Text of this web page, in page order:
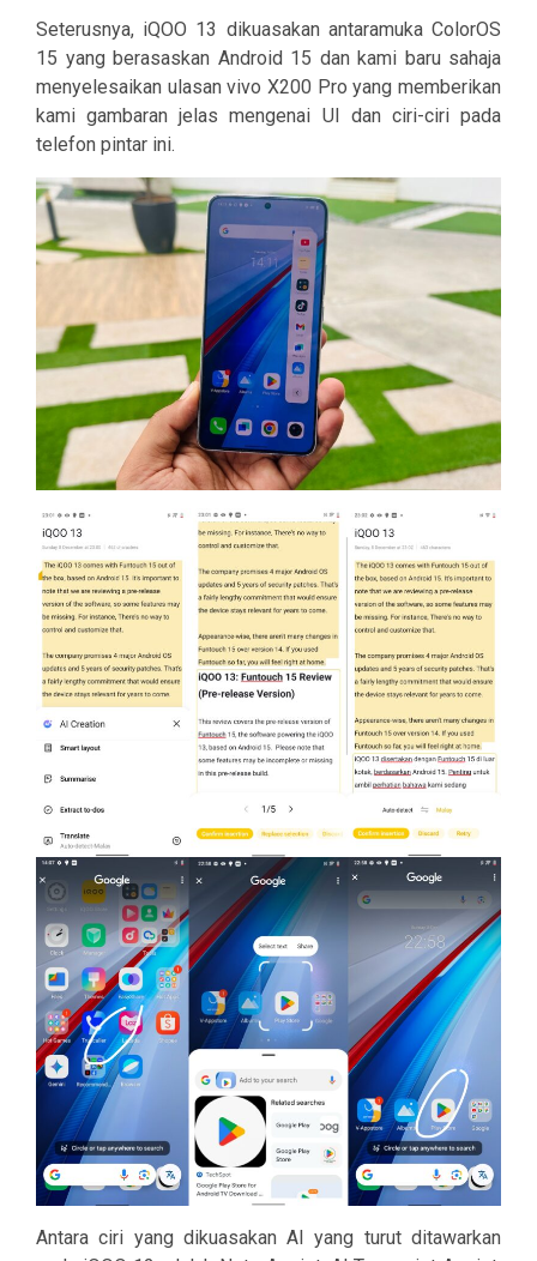
Seterusnya, iQOO 13 dikuasakan antaramuka ColorOS
15 yang berasaskan Android 15 dan kami baru sahaja
menyelesaikan ulasan vivo X200 Pro yang memberikan
kami gambaran jelas mengenai UI dan ciri-ciri pada
telefon pintar ini.
Antara ciri yang dikuasakan AI yang turut ditawarkan